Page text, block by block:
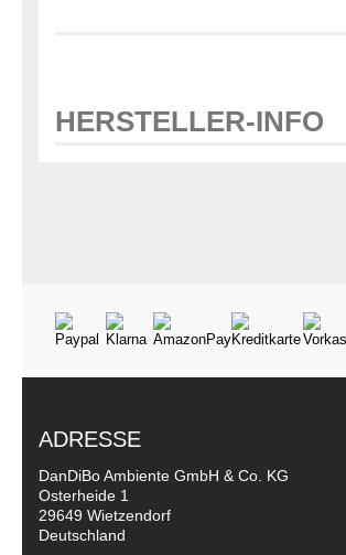
HERSTELLER-INFO
ADRESSE
DanDiBo Ambiente GmbH & Co. KG
Osterheide 1
29649 Wietzendorf
Deutschland